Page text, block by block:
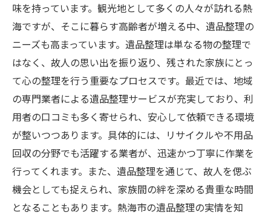
味を持っています。観光地として多くの人々が訪れる熱
海ですが、そこに暮らす高齢者が増える中、遺品整理の
ニーズも高まっています。遺品整理は単なる物の整理で
はなく、故人の思い出を振り返り、残された家族にとっ
て心の整理を行う重要なプロセスです。最近では、地域
の専門業者による遺品整理サービスが充実しており、利
用者の口コミも多く寄せられ、安心して依頼できる環境
が整いつつあります。具体的には、リサイクルや不用品
回収の分野でも活躍する業者が、迅速かつ丁寧に作業を
行ってくれます。また、遺品整理を通じて、故人を偲ぶ
機会としても捉えられ、家族間の絆を深める貴重な時間
となることもあります。熱海市の遺品整理の実情を知